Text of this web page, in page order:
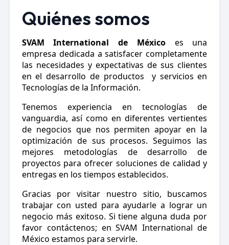
Quiénes somos
SVAM International de Méxicoes una
empresa dedicada a satisfacer completamente
las necesidades y expectativas de sus clientes
en el desarrollo de productos y servicios en
Tecnologías de la Información.
Tenemos experiencia en tecnologías de
vanguardia, así como en diferentes vertientes
de negocios que nos permiten apoyar en la
optimización de sus procesos. Seguimos las
mejores metodologías de desarrollo de
proyectos para ofrecer soluciones de calidad y
entregas en los tiempos establecidos.
Gracias por visitar nuestro sitio, buscamos
trabajar con usted para ayudarle a lograr un
negocio más exitoso. Si tiene alguna duda por
favor contáctenos; en SVAM International de
México estamos para servirle.